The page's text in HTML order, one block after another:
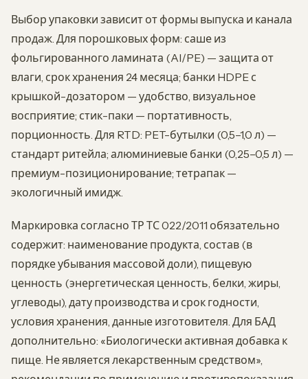
Выбор упаковки зависит от формы выпуска и канала
продаж. Для порошковых форм: саше из
фольгированного ламината (Al/PE) — защита от
влаги, срок хранения 24 месяца; банки HDPE с
крышкой-дозатором — удобство, визуальное
восприятие; стик-паки — портативность,
порционность. Для RTD: PET-бутылки (0,5–1,0 л) —
стандарт ритейла; алюминиевые банки (0,25–0,5 л) —
премиум-позиционирование; тетрапак —
экологичный имидж.
Маркировка согласно ТР ТС 022/2011 обязательно
содержит: наименование продукта, состав (в
порядке убывания массовой доли), пищевую
ценность (энергетическая ценность, белки, жиры,
углеводы), дату производства и срок годности,
условия хранения, данные изготовителя. Для БАД
дополнительно: «Биологически активная добавка к
пище. Не является лекарственным средством»,